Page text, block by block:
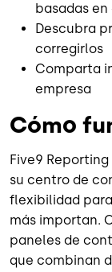
basadas
Descubra
corregirlos
Comparta
empresa
Cómo
Five9
su centro de
flexibilidad
más importan.
paneles de
que combinan